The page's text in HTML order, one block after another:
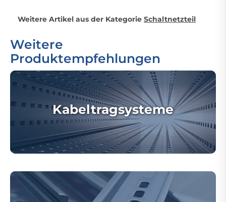
Weitere Artikel aus der Kategorie Schaltnetzteil
Weitere
Produktempfehlungen
Kabeltragsysteme